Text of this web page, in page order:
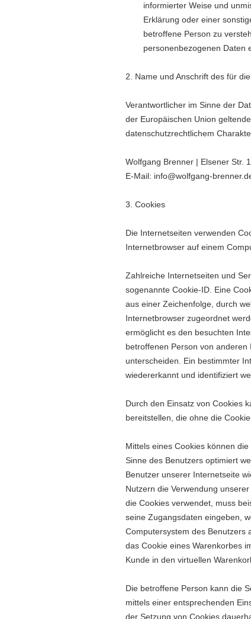
informierter Weise und
Erklärung oder einer
betroffene Person zu
personenbezogenen Daten
2. Name und Anschrift des für
Verantwortlicher im Sinne der
der Europäischen Union
datenschutzrechtlichem
Wolfgang Brenner | Elsener Str.
E-Mail: info@wolfgang-
3. Cookies
Die Internetseiten verwenden
Internetbrowser auf einem
Zahlreiche Internetseiten und
sogenannte Cookie-ID. Eine
aus einer Zeichenfolge, durch
Internetbrowser zugeordnet
ermöglicht es den besuchten
betroffenen Person von
unterscheiden. Ein bestimmter
wiedererkannt und identifiziert
Durch den Einsatz von Cookies
bereitstellen, die ohne die
Mittels eines Cookies können
Sinne des Benutzers optimiert
Benutzer unserer Internetseite
Nutzern die Verwendung
die Cookies verwendet, muss
seine Zugangsdaten eingeben,
Computersystem des Benutzers
das Cookie eines Warenkorbes
Kunde in den virtuellen
Die betroffene Person kann die
mittels einer entsprechenden
der Setzung von Cookies